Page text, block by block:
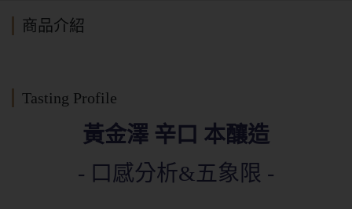
商品介紹
Tasting Profile
黃金澤 辛口 本釀造
- 口感分析&五象限 -